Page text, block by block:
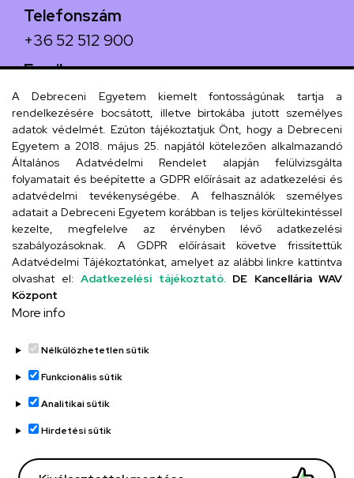
Telefonszám
+36 52 512 900
Email
arany.titkarsag@arany-alt.unideb.hu
Cím
4026 Debrecen, Arany János tér 1.
Szervezeti telefonkönyv
UD telefonkönyv
Adatvédelem
Adatvédelem
Régi oldal
A Debreceni Egyetem kiemelt fontosságúnak tartja a
rendelkezésére bocsátott, illetve birtokába jutott személyes
adatok védelmét. Ezúton tájékoztatjuk Önt, hogy a Debreceni
Egyetem a 2018. május 25. napjától kötelezően alkalmazandó
Általános Adatvédelmi Rendelet alapján felülvizsgálta
folyamatait és beépítette a GDPR előírásait az adatkezelési és
adatvédelmi tevékenységébe. A felhasználók személyes
adatait a Debreceni Egyetem korábban is teljes körültekintéssel
kezelte, megfelelve az érvényben lévő adatkezelési
szabályozásoknak. A GDPR előírásait követve frissítettük
Adatvédelmi Tájékoztatónkat, amelyet az alábbi linkre kattintva
olvashat el: Adatkezelési tájékoztató. DE Kancellária WAV
Központ
More info
Nélkülözhetetlen sütik
Funkcionális sütik
Analitikai sütik
Hirdetési sütik